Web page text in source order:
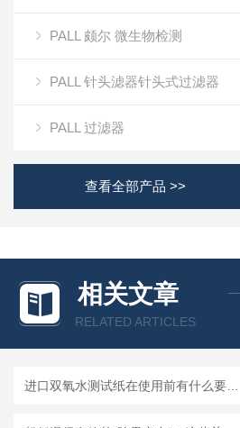
PALL 颇尔 微生物检测
PALL 针头滤器针头式过滤器
PALL 过滤器
查看全部产品 >>
相关文章
RELATED ARTICLES